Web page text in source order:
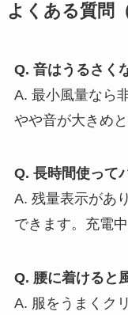
よくある質問
Q. 音はうるさく
A. 最小風量なら
やや音が大きめ
Q. 長時間使って
A. 残量表示があ
できます。充電
Q. 腰に着けると
A. 服をうまくク